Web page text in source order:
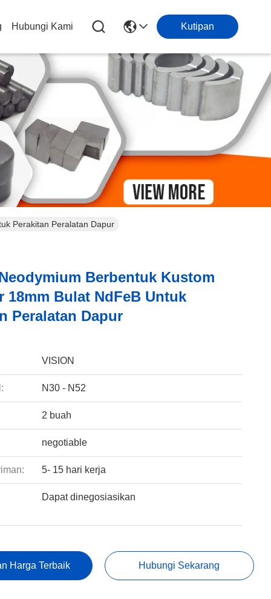
Hubungi Kami Kutipan
Perakitan Peralatan Dapur
Berbentuk Kustom
18mm Bulat NdFeB Untuk
Peralatan Dapur
VISION
N30 - N52
2 buah
negotiable
5- 15 hari kerja
Dapat dinegosiasikan
Harga Terbaik Hubungi Sekarang